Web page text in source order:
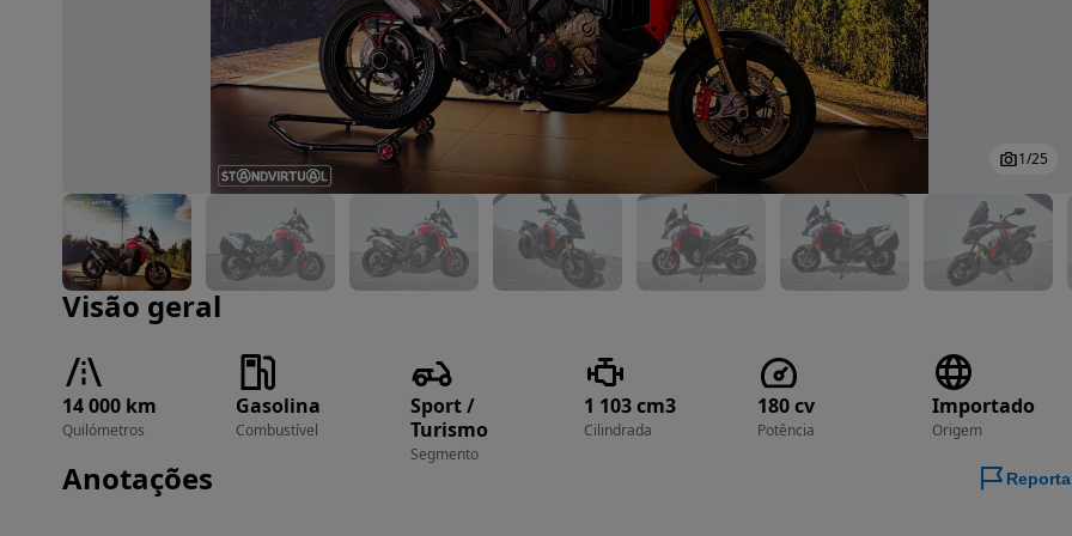
Imagem 1 de 25
1/25
Visão geral
14 000 km
Quilómetros
Gasolina
Combustível
Sport /
Turismo
Segmento
1 103 cm3
Cilindrada
180 cv
Potência
Importado
Origem
Anotações